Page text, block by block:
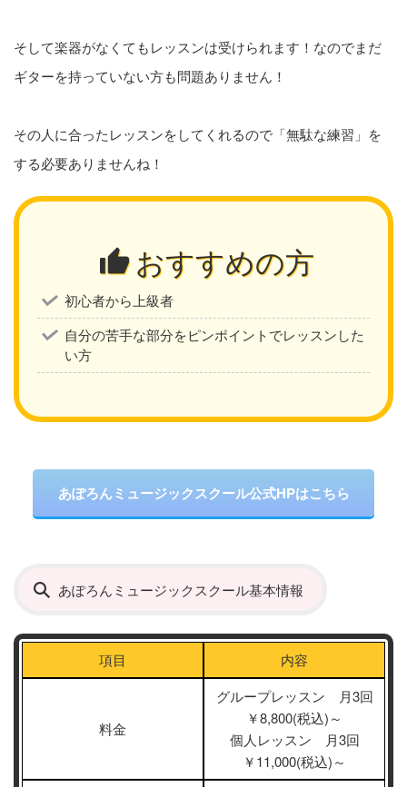
そして楽器がなくてもレッスンは受けられます！なのでまだ
ギターを持っていない方も問題ありません！
その人に合ったレッスンをしてくれるので「無駄な練習」を
する必要ありませんね！
おすすめの方
初心者から上級者
自分の苦手な部分をピンポイントでレッスンした
い方
あぽろんミュージックスクール公式HPはこちら
あぽろんミュージックスクール基本情報
項目 内容
料金
グループレッスン 月3回
￥8,800(税込)～
個人レッスン 月3回
￥11,000(税込)～